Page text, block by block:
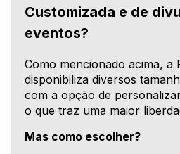
Customizada e de
eventos?
Como mencionado acima, a
disponibiliza diversos
com a opção de
o que traz uma maior
Mas como escolher?